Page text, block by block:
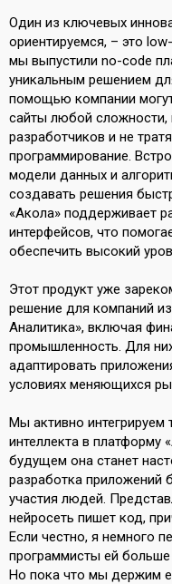
Один из ключевых
ориентируемся, – это
мы выпустили no-code
уникальным решением
помощью компании
сайты любой сложности,
разработчиков и не
программирование.
модели данных и
создавать решения
«Акола» поддерживает
интерфейсов, что
обеспечить высокий
Этот продукт уже
решение для компаний
Аналитика», включая
промышленность. Для
адаптировать
условиях меняющихся
Мы активно интегрируем
интеллекта в
будущем она станет
разработка приложений
участия людей.
нейросеть пишет код,
Если честно, я немного
программисты ей больше
Но пока что мы держим